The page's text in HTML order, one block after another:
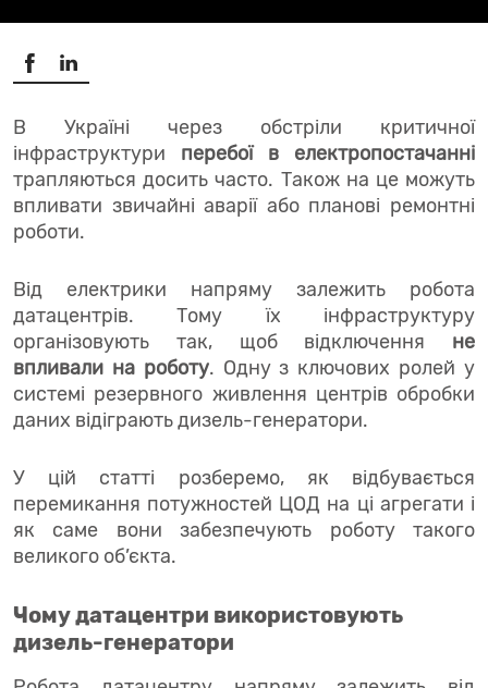
В Україні через обстріли критичної
інфраструктури перебої в електропостачанні
трапляються досить часто. Також на це можуть
впливати звичайні аварії або планові ремонтні
роботи.
Від електрики напряму залежить робота
датацентрів. Тому їх інфраструктуру
організовують так, щоб відключення не
впливали на роботу. Одну з ключових ролей у
системі резервного живлення центрів обробки
даних відіграють дизель-генератори.
У цій статті розберемо, як відбувається
перемикання потужностей ЦОД на ці агрегати і
як саме вони забезпечують роботу такого
великого об’єкта.
Чому датацентри використовують
дизель-генератори